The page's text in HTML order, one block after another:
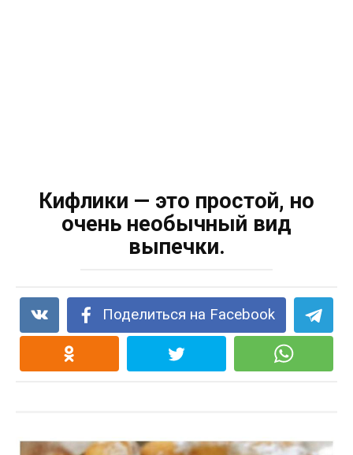
Кифлики — это простой, но
очень необычный вид
выпечки.
Поделиться на Facebook